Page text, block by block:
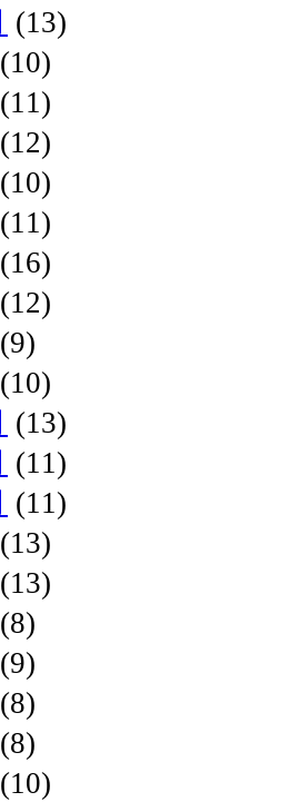
(13)
(10)
(11)
(12)
(10)
(11)
(16)
(12)
(9)
(10)
(13)
(11)
(11)
(13)
(13)
(8)
(9)
(8)
(8)
(10)